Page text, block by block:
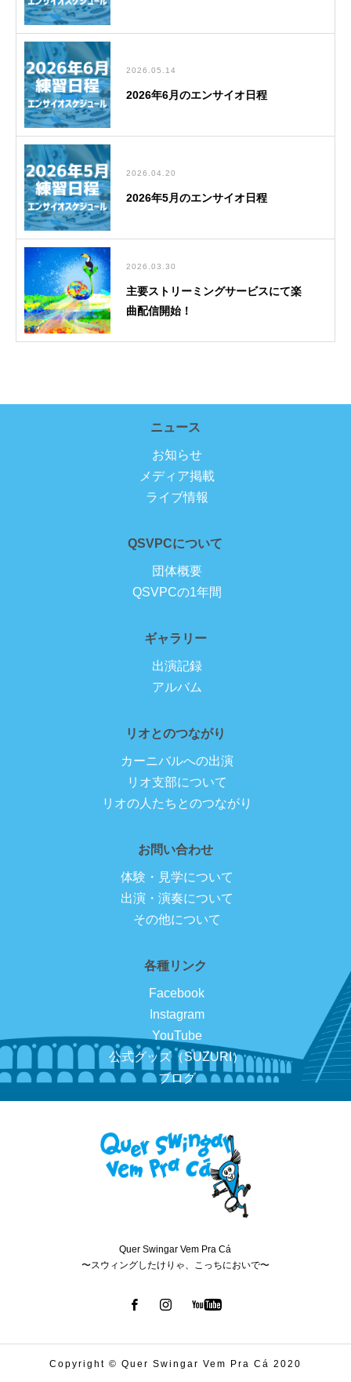
2026.05.14
2026年6月のエンサイオ日程
2026.04.20
2026年5月のエンサイオ日程
2026.03.30
主要ストリーミングサービスにて楽
曲配信開始！
ニュース
お知らせ
メディア掲載
ライブ情報
QSVPCについて
団体概要
QSVPCの1年間
ギャラリー
出演記録
アルバム
リオとのつながり
カーニバルへの出演
リオ支部について
リオの人たちとのつながり
お問い合わせ
体験・見学について
出演・演奏について
その他について
各種リンク
Facebook
Instagram
YouTube
公式グッズ（SUZURI）
ブログ
Quer Swingar Vem Pra Cá
〜スウィングしたけりゃ、こっちにおいで〜
Copyright © Quer Swingar Vem Pra Cá 2020